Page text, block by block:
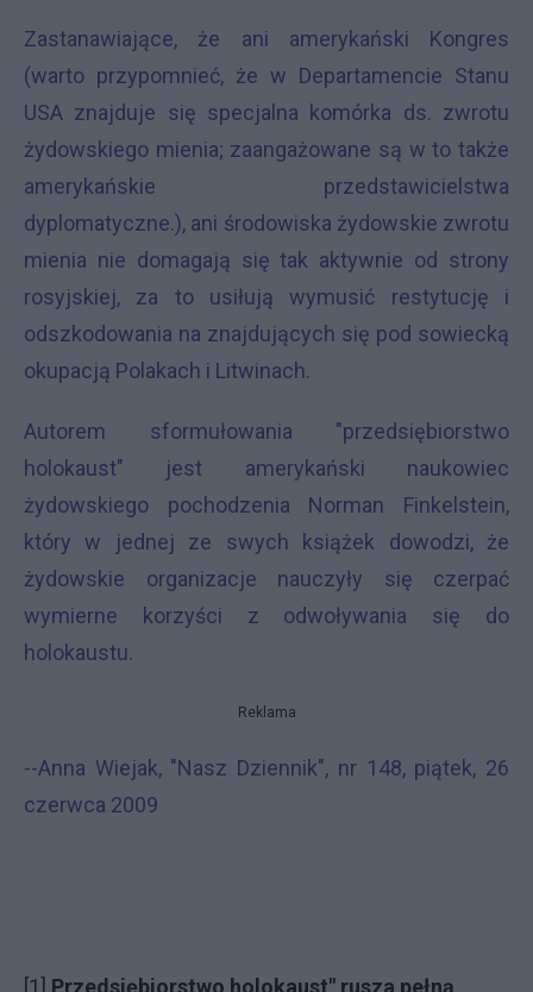
Zastanawiające, że ani amerykański Kongres
(warto przypomnieć, że w Departamencie Stanu
USA znajduje się specjalna komórka ds. zwrotu
żydowskiego mienia; zaangażowane są w to także
amerykańskie przedstawicielstwa
dyplomatyczne.), ani środowiska żydowskie zwrotu
mienia nie domagają się tak aktywnie od strony
rosyjskiej, za to usiłują wymusić restytucję i
odszkodowania na znajdujących się pod sowiecką
okupacją Polakach i Litwinach.
Autorem sformułowania "przedsiębiorstwo
holokaust" jest amerykański naukowiec
żydowskiego pochodzenia Norman Finkelstein,
który w jednej ze swych książek dowodzi, że
żydowskie organizacje nauczyły się czerpać
wymierne korzyści z odwoływania się do
holokaustu.
Reklama
--Anna Wiejak, "Nasz Dziennik", nr 148, piątek, 26
czerwca 2009
[1] Przedsiębiorstwo holokaust" rusza pełną